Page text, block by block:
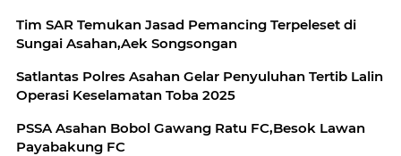
Tim SAR Temukan Jasad Pemancing Terpeleset di
Sungai Asahan,Aek Songsongan
Satlantas Polres Asahan Gelar Penyuluhan Tertib Lalin
Operasi Keselamatan Toba 2025
PSSA Asahan Bobol Gawang Ratu FC,Besok Lawan
Payabakung FC